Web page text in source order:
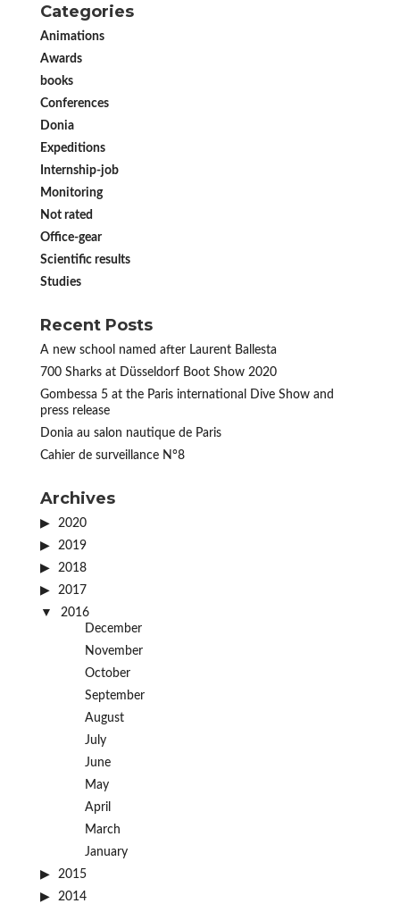
Categories
Animations
Awards
books
Conferences
Donia
Expeditions
Internship-job
Monitoring
Not rated
Office-gear
Scientific results
Studies
Recent Posts
A new school named after Laurent Ballesta
700 Sharks at Düsseldorf Boot Show 2020
Gombessa 5 at the Paris international Dive Show and
press release
Donia au salon nautique de Paris
Cahier de surveillance N°8
Archives
2020
2019
2018
2017
2016
December
November
October
September
August
July
June
May
April
March
January
2015
2014